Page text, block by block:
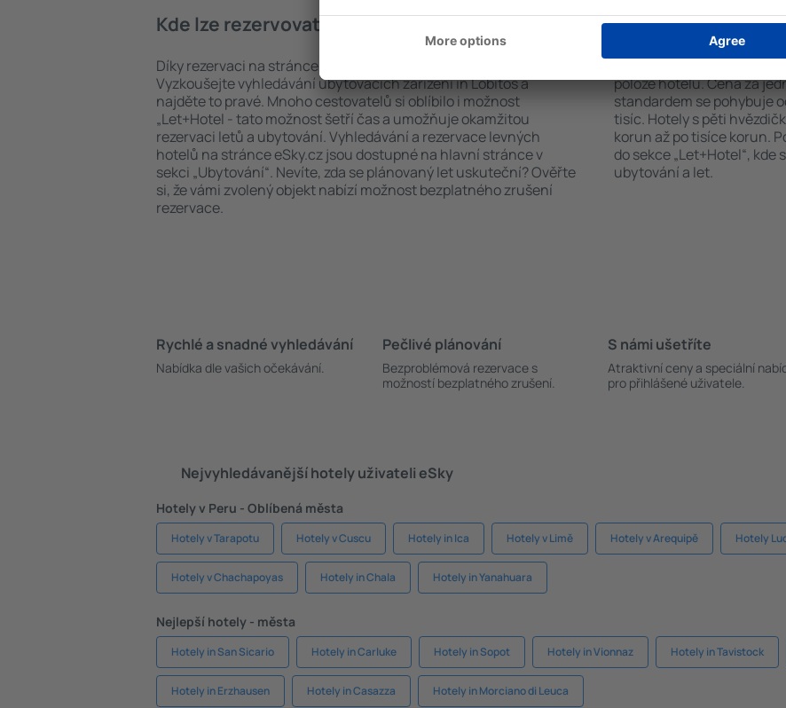
Kde lze rezervovat hotel in Lobitos?
Díky rezervaci na stránce eSky.cz ušetříte čas i peníze.
Vyzkoušejte vyhledávání ubytovacích zařízení in Lobitos a
najděte to pravé. Mnoho cestovatelů si oblíbilo i možnost
„Let+Hotel - tato možnost šetří čas a umožňuje okamžitou
rezervaci letů a ubytování. Vyhledávání a rezervace levných
hotelů na stránce eSky.cz jsou dostupné na hlavní stránce v
sekci „Ubytování“. Nevíte, zda se plánovaný let uskuteční? Ověřte
si, že vámi zvolený objekt nabízí možnost bezplatného zrušení
rezervace.
Kolik stojí hotel in
Ceny za nocleh in
poloze hotelu. Cena za
standardem se pohybuje
tisíc. Hotely s pěti
korun až po tisíce korun.
do sekce „Let+Hotel“,
ubytování a let.
Rychlé a snadné vyhledávání
Nabídka dle vašich očekávání.
Pečlivé plánování
Bezproblémová rezervace s
možností bezplatného zrušení.
S námi ušetříte
Atraktivní ceny a speciální
pro přihlášené uživatele.
Nejvyhledávanější hotely uživateli eSky
Hotely v Peru - Oblíbená města
Hotely v Tarapotu Hotely v Cuscu Hotely in Ica Hotely v Limě Hotely v Arequipě Hotely
Hotely v Chachapoyas Hotely in Chala Hotely in Yanahuara
Nejlepší hotely - města
Hotely in San Sicario Hotely in Carluke Hotely in Sopot Hotely in Vionnaz Hotely in Tavistock
Hotely in Erzhausen Hotely in Casazza Hotely in Morciano di Leuca